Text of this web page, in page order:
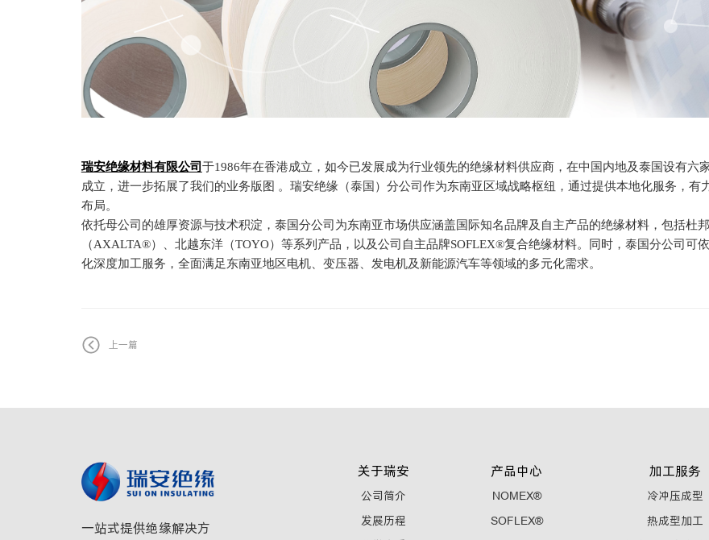
瑞安绝缘材料有限公司 于1986年在香港成立，如今已发展成为行业领先的绝缘材料供应商，在中国内地及泰国设有六
成立，进一步拓展了我们的业务版图 。瑞安绝缘（泰国）分公司作为东南亚区域战略枢纽，通过提供本地化服务，
布局。
依托母公司的雄厚资源与技术积淀，泰国分公司为东南亚市场供应涵盖国际知名品牌及自主产品的绝缘材料，包括杜邦
（AXALTA®）、 北越东洋（TOYO）等系列产品，以及公司 自主品牌SOFLEX®复合绝缘材料。同时， 泰国分公司可
化深度加工服务，全面满足东南亚地区电机、变压器、发电机及新能源汽车等领域的多元化需求。
上一篇
一站式提供绝缘解决方
关于瑞安
公司简介
发展历程
产品中心
NOMEX®
SOFLEX®
加工服务
冷冲压成型
热成型加工